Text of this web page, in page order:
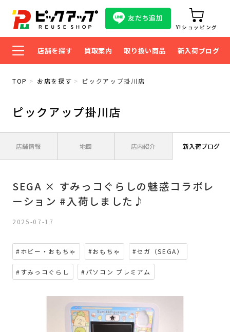
友だち追加
Y!ショッピング
店舗を探す 買取案内 取り扱い商品 新入荷ブログ
TOP お店を探す ピックアップ掛川店
ピックアップ掛川店
店舗情報 地図 店内紹介 新入荷ブログ
SEGA × すみっコぐらしの魅惑コラボレ
ーション #入荷しました♪
2025-07-17
#ホビー・おもちゃ #おもちゃ #セガ（SEGA）
#すみっコぐらし #パソコン プレミアム